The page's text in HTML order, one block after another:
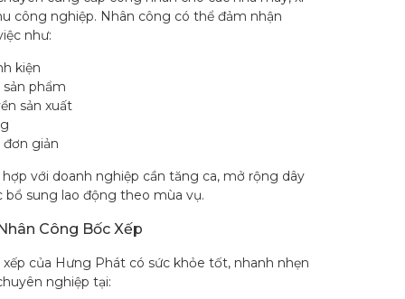
công nghiệp. Nhân công có thể đảm nhận
như:
kiện
phẩm
sản xuất
đơn giản
với doanh nghiệp cần tăng ca, mở rộng dây
bổ sung lao động theo mùa vụ.
Công Bốc Xếp
của Hưng Phát có sức khỏe tốt, nhanh nhẹn
nghiệp tại: